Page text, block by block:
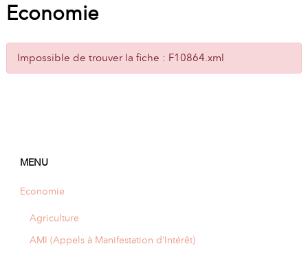
EL
DE
Economie
Impossible de trouver la fiche : F10864.xml
MENU
Economie
Agriculture
AMI (Appels à Manifestation d’Intérêt)